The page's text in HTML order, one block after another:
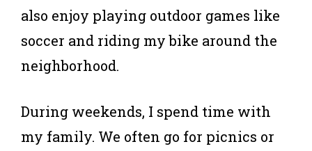
also enjoy playing outdoor games like
soccer and riding my bike around the
neighborhood.
During weekends, I spend time with
my family. We often go for picnics or